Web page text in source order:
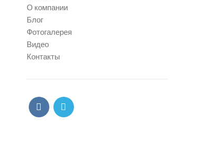
О компании
Блог
Фотогалерея
Видео
Контакты